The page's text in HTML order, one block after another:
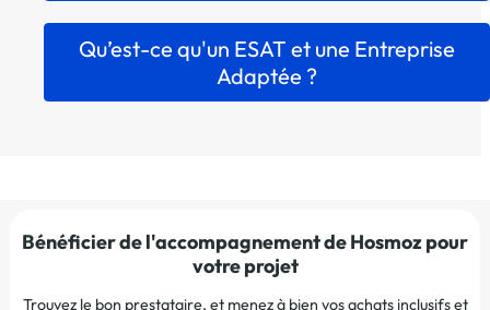
Qu’est-ce qu'un ESAT et une Entreprise
Adaptée ?
Bénéficier de l'accompagnement de Hosmoz pour
votre projet
Trouvez le bon prestataire, et menez à bien vos achats inclusifs et